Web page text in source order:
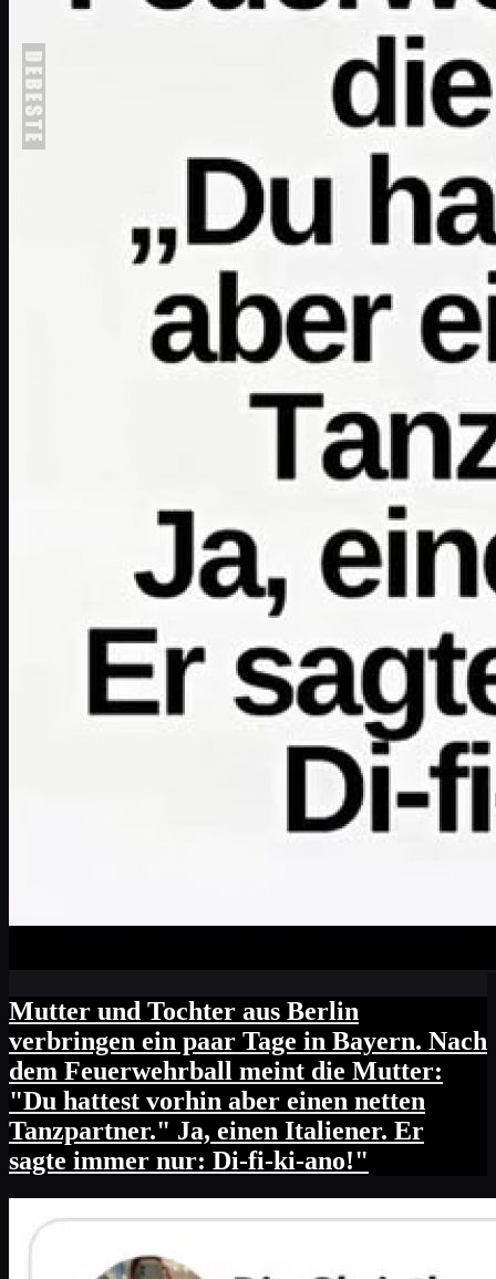
Mutter und Tochter aus Berlin
verbringen ein paar Tage in Bayern. Nach
dem Feuerwehrball meint die Mutter:
"Du hattest vorhin aber einen netten
Tanzpartner." Ja, einen Italiener. Er
sagte immer nur: Di-fi-ki-ano!"